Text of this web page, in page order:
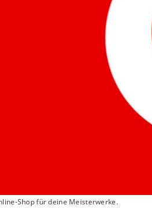
Shop für deine Meisterwerke.